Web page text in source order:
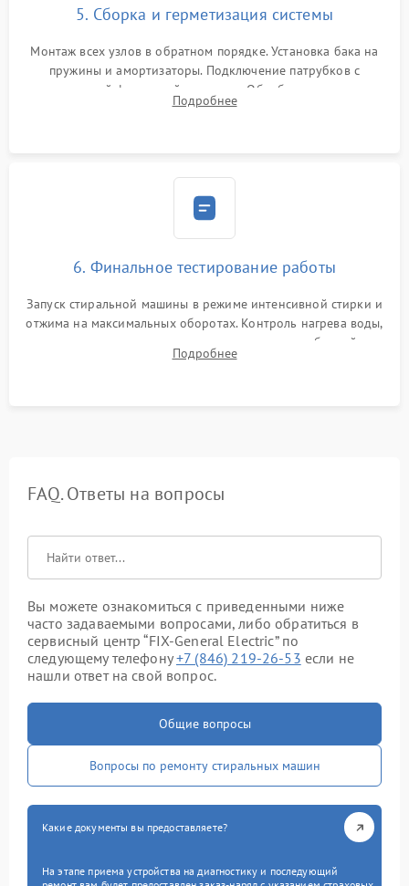
5. Сборка и герметизация системы
Монтаж всех узлов в обратном порядке. Установка бака на
пружины и амортизаторы. Подключение патрубков с
надежной фиксацией хомутами. Обработка стыков
герметиком для предотвращения возможных протечек воды.
Подробнее
6. Финальное тестирование работы
Запуск стиральной машины в режиме интенсивной стирки и
отжима на максимальных оборотах. Контроль нагрева воды,
корректности слива, отсутствия излишних вибраций,
посторонних стуков и протечек под корпусом.
Подробнее
FAQ. Ответы на вопросы
Вы можете ознакомиться с приведенными ниже
часто задаваемыми вопросами, либо обратиться в
сервисный центр “FIX-General Electric” по
следующему телефону+7 (846) 219-26-53 если не
нашли ответ на свой вопрос.
Общие вопросы
Вопросы по ремонту стиральных машин
Какие документы вы предоставляете?
На этапе приема устройства на диагностику и последующий